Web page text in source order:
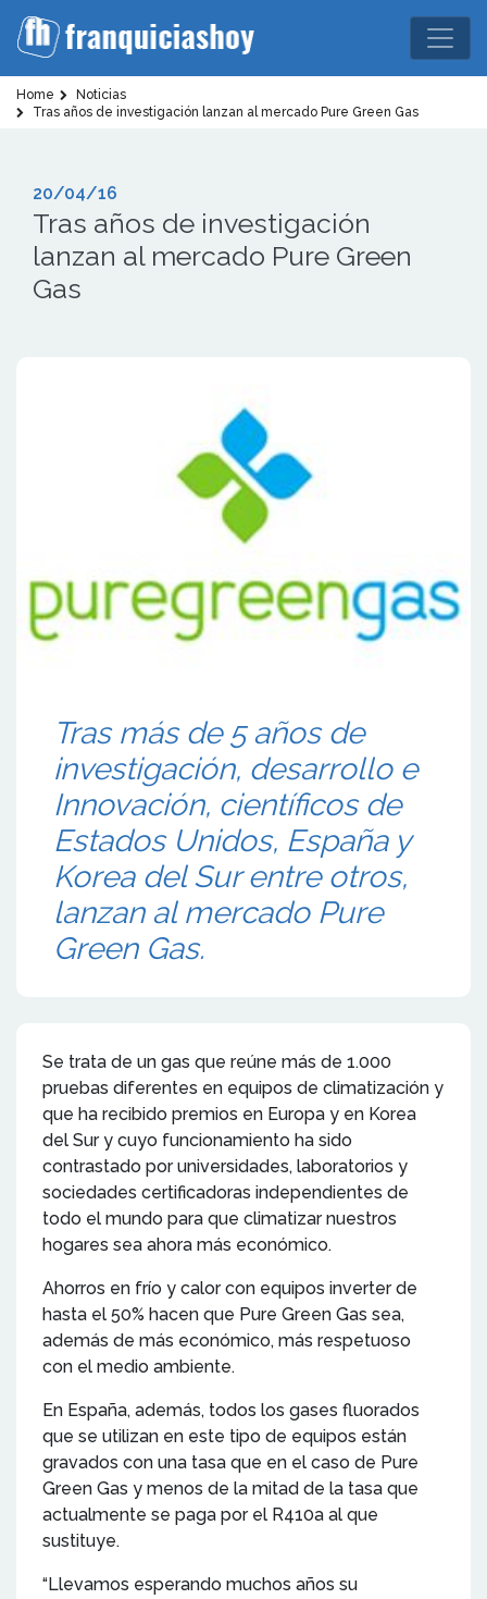
Home
Noticias
Tras años de investigación lanzan al mercado Pure Green Gas
20/04/16
Tras años de investigación
lanzan al mercado Pure Green
Gas
Tras más de 5 años de
investigación, desarrollo e
Innovación, científicos de
Estados Unidos, España y
Korea del Sur entre otros,
lanzan al mercado Pure
Green Gas.
Se trata de un gas que reúne más de 1.000
pruebas diferentes en equipos de climatización y
que ha recibido premios en Europa y en Korea
del Sur y cuyo funcionamiento ha sido
contrastado por universidades, laboratorios y
sociedades certificadoras independientes de
todo el mundo para que climatizar nuestros
hogares sea ahora más económico.
Ahorros en frío y calor con equipos inverter de
hasta el 50% hacen que Pure Green Gas sea,
además de más económico, más respetuoso
con el medio ambiente.
En España, además, todos los gases fluorados
que se utilizan en este tipo de equipos están
gravados con una tasa que en el caso de Pure
Green Gas y menos de la mitad de la tasa que
actualmente se paga por el R410a al que
sustituye.
“Llevamos esperando muchos años su